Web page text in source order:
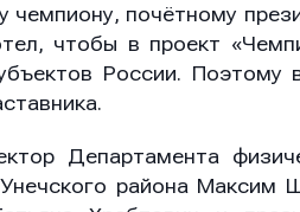
чемпиону, почётному
чтобы в проект
России.
Департамента
района Максим
сусловиями
сусловиями
сусловиями